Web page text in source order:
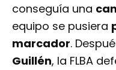
conseguía una
equipo se pusiera
marcador.
Guillén, la FLBA